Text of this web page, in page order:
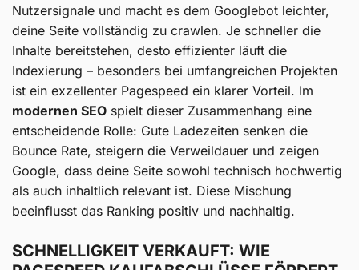
Nutzersignale und macht es dem Googlebot leichter,
deine Seite vollständig zu crawlen. Je schneller die
Inhalte bereitstehen, desto effizienter läuft die
Indexierung – besonders bei umfangreichen Projekten
ist ein exzellenter Pagespeed ein klarer Vorteil. Im
modernen SEO spielt dieser Zusammenhang eine
entscheidende Rolle: Gute Ladezeiten senken die
Bounce Rate, steigern die Verweildauer und zeigen
Google, dass deine Seite sowohl technisch hochwertig
als auch inhaltlich relevant ist. Diese Mischung
beeinflusst das Ranking positiv und nachhaltig.
SCHNELLIGKEIT VERKAUFT: WIE